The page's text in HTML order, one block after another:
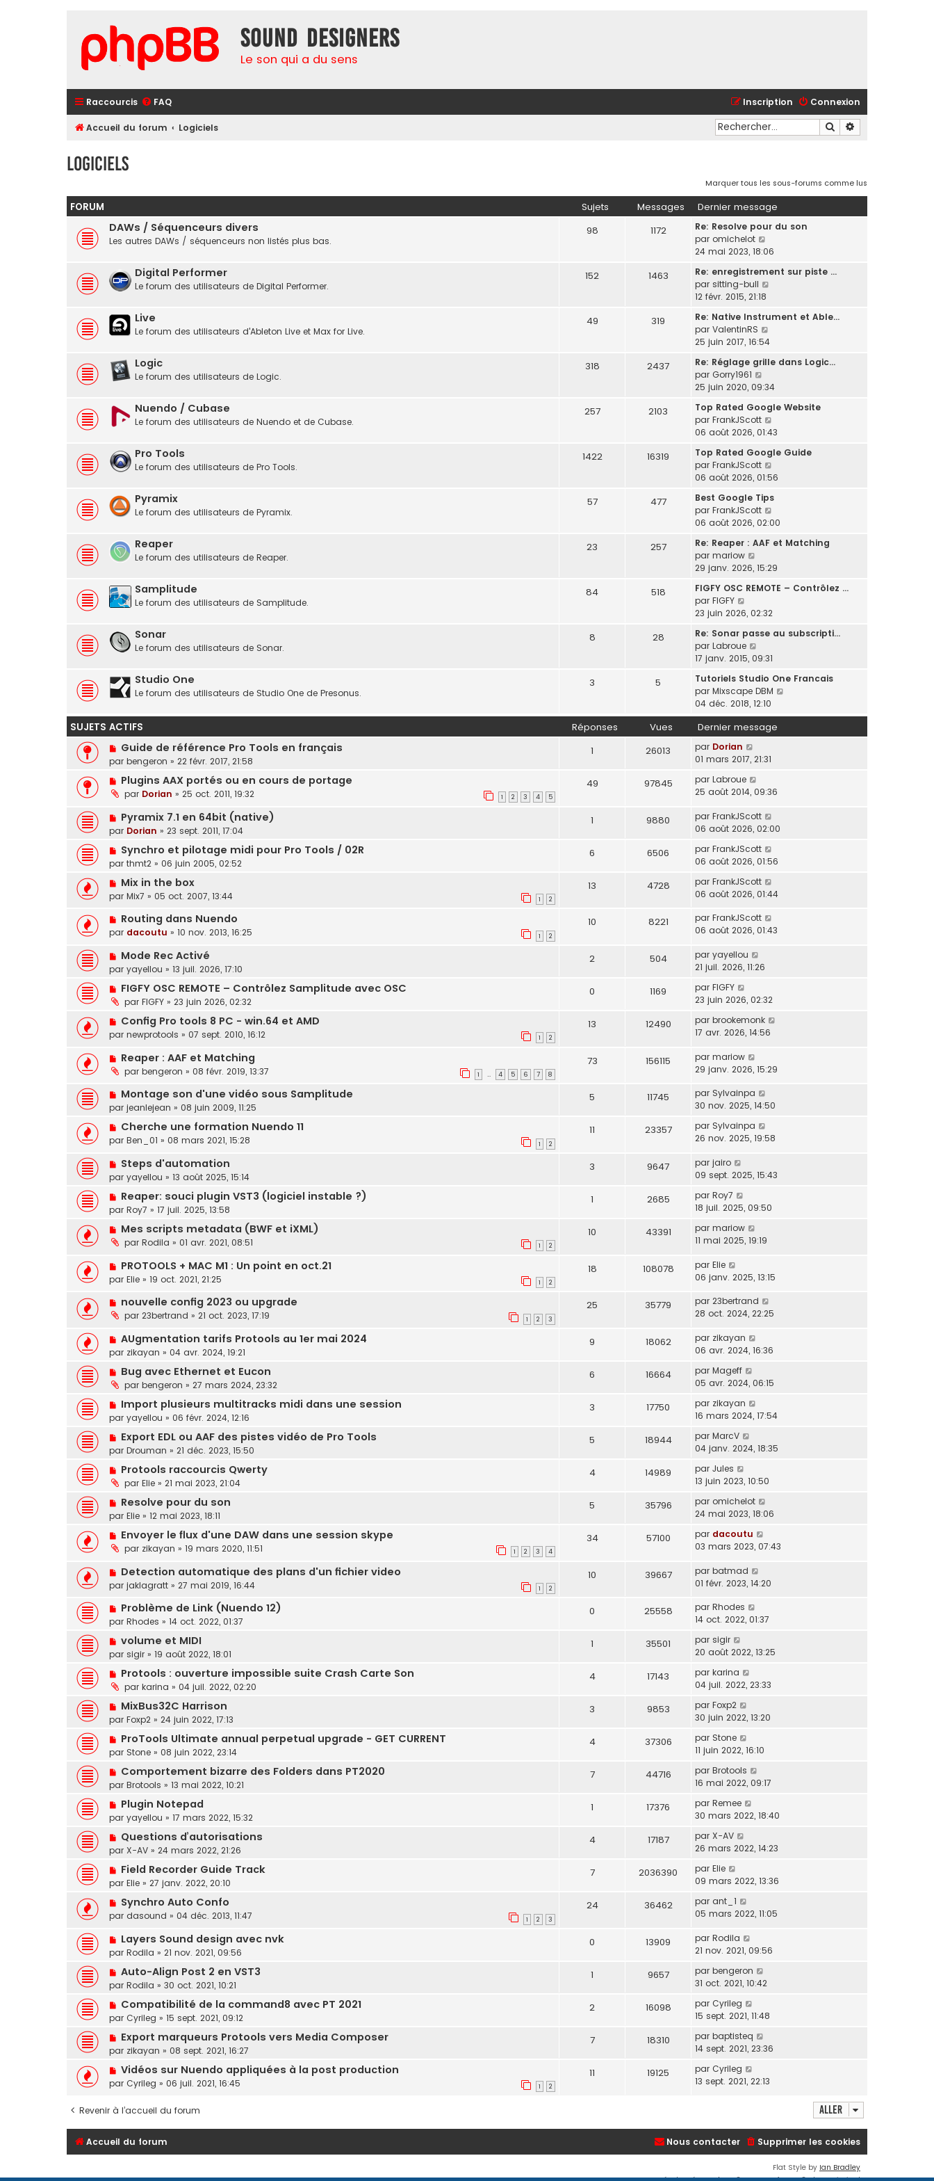
Sound Designers
Le son qui a du sens
Raccourcis FAQ Connexion
Inscription
Accueil du forum Logiciels Rechercher
Logiciels
Marquer tous les sous-forums comme lus
FORUM Sujets Messages Dernier message
DAWs / Séquenceurs divers
Les autres DAWs / séquenceurs non listés plus bas.
98 1172
Re: Resolve pour du son
par omichelot
o
s
u
t
e
r
e
e
n
i
e
r
m
e
s
a
g
e
24 mai 2023, 18:06
Digital Performer
Le forum des utilisateurs de Digital Performer.
152 1463
Re: enregistrement sur piste …
par sitting-bull
s
l
t
r
e
d
e
n
i
e
r
m
e
s
g
e
12 févr. 2015, 21:18
Live
Le forum des utilisateurs d'Ableton Live et Max for Live.
49 319
Re: Native Instrument et Able…
par ValentinRS
o
s
l
t
e
r
e
d
e
n
i
e
r
e
s
g
e
25 juin 2017, 16:54
Logic
Le forum des utilisateurs de Logic.
318 2437
Re: Réglage grille dans Logic…
par Gorry1961
o
s
u
l
t
e
r
e
d
e
n
e
r
e
s
g
e
25 juin 2020, 09:34
Nuendo / Cubase
Le forum des utilisateurs de Nuendo et de Cubase.
257 2103
Top Rated Google Website
par FrankJScott
o
s
l
t
r
e
e
n
e
r
s
a
e
06 août 2026, 01:43
Pro Tools
Le forum des utilisateurs de Pro Tools.
1422 16319
Top Rated Google Guide
par FrankJScott
o
s
l
t
r
e
e
n
r
m
s
s
a
06 août 2026, 01:56
Pyramix
Le forum des utilisateurs de Pyramix.
57 477
Best Google Tips
par FrankJScott
o
s
l
t
e
n
i
m
g
06 août 2026, 02:00
Reaper
Le forum des utilisateurs de Reaper.
23 257
Re: Reaper : AAF et Matching
par mariow
o
s
l
t
e
r
e
d
e
r
n
e
m
e
s
a
e
29 janv. 2026, 15:29
Samplitude
Le forum des utilisateurs de Samplitude.
84 518
FIGFY OSC REMOTE – Contrôlez …
par FIGFY
o
s
u
l
t
e
r
e
d
e
r
n
i
e
r
m
s
s
g
e
23 juin 2026, 02:32
Sonar
Le forum des utilisateurs de Sonar.
8 28
Re: Sonar passe au subscripti…
par Labroue
o
s
u
l
t
e
l
e
n
i
e
r
e
s
a
g
17 janv. 2015, 09:31
Studio One
Le forum des utilisateurs de Studio One de Presonus.
3 5
Tutoriels Studio One Francais
par Mixscape DBM
n
u
04 déc. 2018, 12:10
SUJETS ACTIFS Réponses Vues Dernier message
Guide de référence Pro Tools en français
par bengeron » 22 févr. 2017, 21:58
1 26013 par Dorian
01 mars 2017, 21:31
Plugins AAX portés ou en cours de portage
par Dorian » 25 oct. 2011, 19:32 1 2 3 4 5
49 97845 par Labroue
25 août 2014, 09:36
Pyramix 7.1 en 64bit (native)
par Dorian » 23 sept. 2011, 17:04
1 9880 par FrankJScott
06 août 2026, 02:00
Synchro et pilotage midi pour Pro Tools / 02R
par thmt2 » 06 juin 2005, 02:52
6 6506 par FrankJScott
06 août 2026, 01:56
Mix in the box
par Mix7 » 05 oct. 2007, 13:44 1 2
13 4728 par FrankJScott
06 août 2026, 01:44
Routing dans Nuendo
par dacoutu » 10 nov. 2013, 16:25 1 2
10 8221 par FrankJScott
06 août 2026, 01:43
Mode Rec Activé
par yayellou » 13 juil. 2026, 17:10
2 504 par yayellou
21 juil. 2026, 11:26
FIGFY OSC REMOTE – Contrôlez Samplitude avec OSC
par FIGFY » 23 juin 2026, 02:32
0 1169 par FIGFY
23 juin 2026, 02:32
Config Pro tools 8 PC - win.64 et AMD
par newprotools » 07 sept. 2010, 16:12 1 2
13 12490 par brookemonk
17 avr. 2026, 14:56
Reaper : AAF et Matching
par bengeron » 08 févr. 2019, 13:37 1 … 4 5 6 7 8
73 156115 par mariow
29 janv. 2026, 15:29
Montage son d'une vidéo sous Samplitude
par jeanlejean » 08 juin 2009, 11:25
5 11745 par Sylvainpa
30 nov. 2025, 14:50
Cherche une formation Nuendo 11
par Ben_01 » 08 mars 2021, 15:28 1 2
11 23357 par Sylvainpa
26 nov. 2025, 19:58
Steps d'automation
par yayellou » 13 août 2025, 15:14
3 9647 par jairo
09 sept. 2025, 15:43
Reaper: souci plugin VST3 (logiciel instable ?)
par Roy7 » 17 juil. 2025, 13:58
1 2685 par Roy7
18 juil. 2025, 09:50
Mes scripts metadata (BWF et iXML)
par Rodila » 01 avr. 2021, 08:51 1 2
10 43391 par mariow
11 mai 2025, 19:19
PROTOOLS + MAC M1 : Un point en oct.21
par Elie » 19 oct. 2021, 21:25 1 2
18 108078 par Elie
06 janv. 2025, 13:15
nouvelle config 2023 ou upgrade
par 23bertrand » 21 oct. 2023, 17:19 1 2 3
25 35779 par 23bertrand
28 oct. 2024, 22:25
AUgmentation tarifs Protools au 1er mai 2024
par zikayan » 04 avr. 2024, 19:21
9 18062 par zikayan
06 avr. 2024, 16:36
Bug avec Ethernet et Eucon
par bengeron » 27 mars 2024, 23:32
6 16664 par Mageff
05 avr. 2024, 06:15
Import plusieurs multitracks midi dans une session
par yayellou » 06 févr. 2024, 12:16
3 17750 par zikayan
16 mars 2024, 17:54
Export EDL ou AAF des pistes vidéo de Pro Tools
par Drouman » 21 déc. 2023, 15:50
5 18944 par MarcV
04 janv. 2024, 18:35
Protools raccourcis Qwerty
par Elie » 21 mai 2023, 21:04
4 14989 par Jules
13 juin 2023, 10:50
Resolve pour du son
par Elie » 12 mai 2023, 18:11
5 35796 par omichelot
24 mai 2023, 18:06
Envoyer le flux d'une DAW dans une session skype
par zikayan » 19 mars 2020, 11:51 1 2 3 4
34 57100 par dacoutu
03 mars 2023, 07:43
Detection automatique des plans d'un fichier video
par jaklagratt » 27 mai 2019, 16:44 1 2
10 39667 par batmad
01 févr. 2023, 14:20
Problème de Link (Nuendo 12)
par Rhodes » 14 oct. 2022, 01:37
0 25558 par Rhodes
14 oct. 2022, 01:37
volume et MIDI
par sigir » 19 août 2022, 18:01
1 35501 par sigir
20 août 2022, 13:25
Protools : ouverture impossible suite Crash Carte Son
par karina » 04 juil. 2022, 02:20
4 17143 par karina
04 juil. 2022, 23:33
MixBus32C Harrison
par Foxp2 » 24 juin 2022, 17:13
3 9853 par Foxp2
30 juin 2022, 13:20
ProTools Ultimate annual perpetual upgrade - GET CURRENT
par Stone » 08 juin 2022, 23:14
4 37306 par Stone
11 juin 2022, 16:10
Comportement bizarre des Folders dans PT2020
par Brotools » 13 mai 2022, 10:21
7 44716 par Brotools
16 mai 2022, 09:17
Plugin Notepad
par yayellou » 17 mars 2022, 15:32
1 17376 par Remee
30 mars 2022, 18:40
Questions d’autorisations
par X-AV » 24 mars 2022, 21:26
4 17187 par X-AV
26 mars 2022, 14:23
Field Recorder Guide Track
par Elie » 27 janv. 2022, 20:10
7 2036390 par Elie
09 mars 2022, 13:36
Synchro Auto Confo
par dasound » 04 déc. 2013, 11:47 1 2 3
24 36462 par ant_1
05 mars 2022, 11:05
Layers Sound design avec nvk
par Rodila » 21 nov. 2021, 09:56
0 13909 par Rodila
21 nov. 2021, 09:56
Auto-Align Post 2 en VST3
par Rodila » 30 oct. 2021, 10:21
1 9657 par bengeron
31 oct. 2021, 10:42
Compatibilité de la command8 avec PT 2021
par Cyrileg » 15 sept. 2021, 09:12
2 16098 par Cyrileg
15 sept. 2021, 11:48
Export marqueurs Protools vers Media Composer
par zikayan » 08 sept. 2021, 16:27
7 18310 par baptisteq
14 sept. 2021, 23:36
Vidéos sur Nuendo appliquées à la post production
par Cyrileg » 06 juil. 2021, 16:45 1 2
11 19125 par Cyrileg
13 sept. 2021, 22:13
Revenir à l’accueil du forum Aller
Accueil du forum Supprimer les cookies
Nous contacter
Flat Style by Ian Bradley